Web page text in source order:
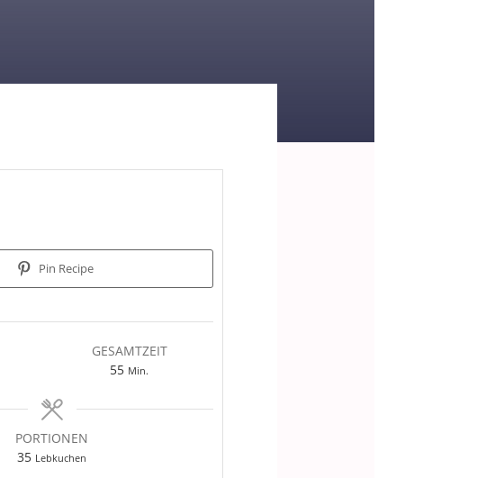
Pin Recipe
GESAMTZEIT
55Minuten
Min.
PORTIONEN
35 Lebkuchen